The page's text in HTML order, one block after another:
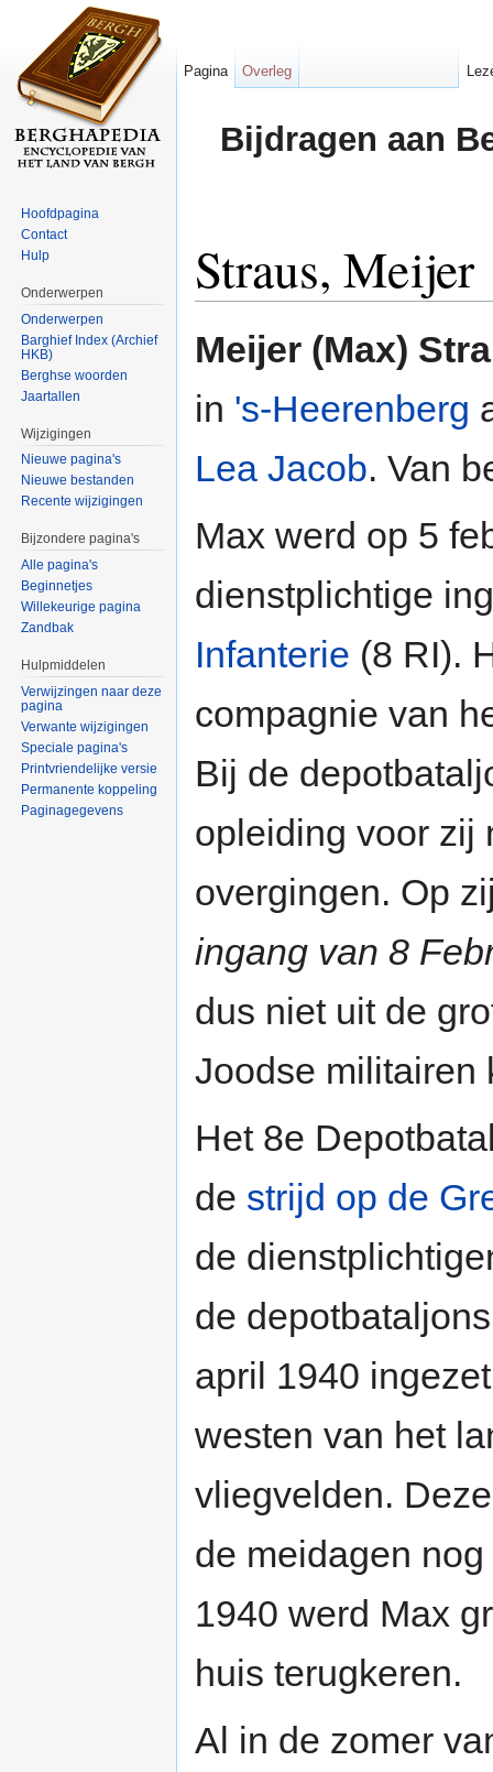
Bijdragen aan
Straus, Meijer
Meijer (Max)
in 's-Heerenberg
Lea Jacob. Van
Max werd op 5
dienstplichtige
Infanterie (8 RI).
compagnie van
Bij de
opleiding voor zij
overgingen. Op
ingang van 8
dus niet uit de
Joodse militairen
Het 8e
de strijd op de
de
de
april 1940
westen van het
vliegvelden.
de meidagen
1940 werd Max
huis terugkeren.
Al in de zomer
Pagina Overleg
Hoofdpagina
Contact
Hulp
Onderwerpen
Onderwerpen
Barghief Index (Archief
HKB)
Berghse woorden
Jaartallen
Wijzigingen
Nieuwe pagina's
Nieuwe bestanden
Recente wijzigingen
Bijzondere pagina's
Alle pagina's
Beginnetjes
Willekeurige pagina
Zandbak
Hulpmiddelen
Verwijzingen naar deze
pagina
Verwante wijzigingen
Speciale pagina's
Printvriendelijke versie
Permanente koppeling
Paginagegevens